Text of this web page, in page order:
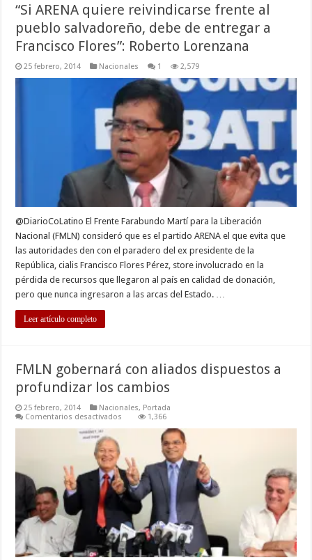
“Si ARENA quiere reivindicarse frente al
pueblo salvadoreño, debe de entregar a
Francisco Flores”: Roberto Lorenzana
25 febrero, 2014 Nacionales 1 2,579
@DiarioCoLatino El Frente Farabundo Martí para la Liberación
Nacional (FMLN) consideró que es el partido ARENA el que evita que
las autoridades den con el paradero del ex presidente de la
República, cialis Francisco Flores Pérez, store involucrado en la
pérdida de recursos que llegaron al país en calidad de donación,
pero que nunca ingresaron a las arcas del Estado. …
Leer artículo completo
FMLN gobernará con aliados dispuestos a
profundizar los cambios
25 febrero, 2014 Nacionales, Portada
Comentarios desactivados
dispuestos
a
profundizar
los
cambios
1,366